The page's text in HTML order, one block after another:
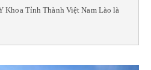
Khoa Tỉnh Thành Việt Nam Lào là